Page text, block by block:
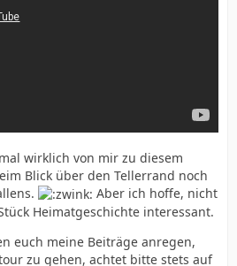
wirklich von mir zu diesem
Blick über den Tellerrand noch
Aber ich hoffe, nicht
Heimatgeschichte interessant.
euch meine Beiträge anregen,
zu gehen, achtet bitte stets auf